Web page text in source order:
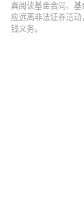
真阅读基金合同、
应远离非法证券活
钱义务。